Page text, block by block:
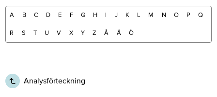
A B C D E F G H I J K L M N O P Q
R S T U V X Y Z Å Ä Ö
Analysförteckning